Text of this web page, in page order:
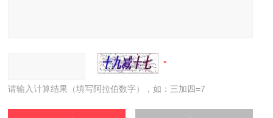
请输入计算结果（填写阿拉伯数字），如：三加四=7